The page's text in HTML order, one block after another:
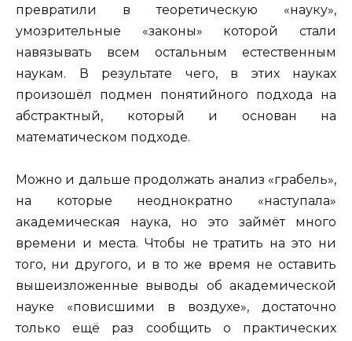
превратили в теоретическую «науку»,
умозрительные «законы» которой стали
навязывать всем остальным естественным
наукам. В результате чего, в этих науках
произошёл подмен понятийного подхода на
абстрактный, который и основан на
математическом подходе.
Можно и дальше продолжать анализ «грабель»,
на которые неоднократно «наступала»
академическая наука, но это займёт много
времени и места. Чтобы не тратить на это ни
того, ни другого, и в то же время не оставить
вышеизложенные выводы об академической
науке «повисшими в воздухе», достаточно
только ещё раз сообщить о практических